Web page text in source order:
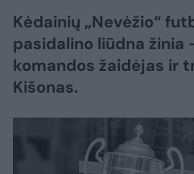
Kėdainių „Nevėžio“
pasidalino liūdna žinia
komandos žaidėjas ir
Kišonas.